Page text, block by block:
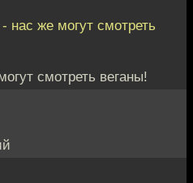
нас же могут смотреть
смотреть веганы!